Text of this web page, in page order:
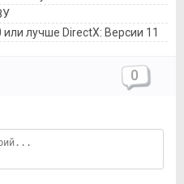
или лучше DirectX: Версии 11
0